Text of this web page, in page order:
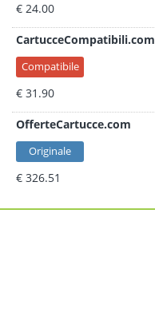
€ 24.00
CartucceCompatibili.com
Compatibile
€ 31.90
OfferteCartucce.com
Originale
€ 326.51